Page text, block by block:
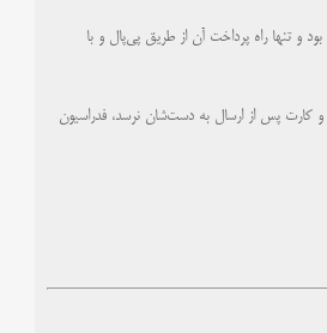
خواهد بود و تنها راه پرداخت آن از طریق پی‌پال و با
و کارت پس از ارسال به دست‌شان نرسد، فدراسیون